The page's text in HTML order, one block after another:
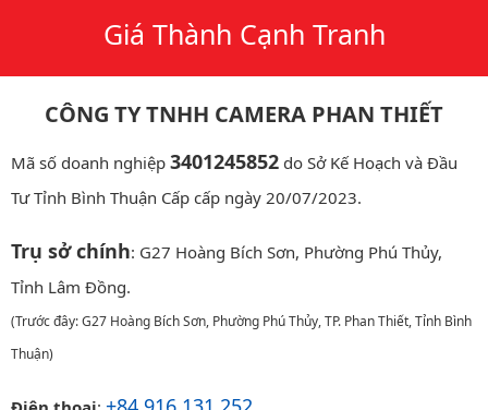
Giá Thành Cạnh Tranh
CÔNG TY TNHH CAMERA PHAN THIẾT
Mã số doanh nghiệp 3401245852 do Sở Kế Hoạch và Đầu
Tư Tỉnh Bình Thuận Cấp cấp ngày 20/07/2023.
Trụ sở chính: G27 Hoàng Bích Sơn, Phường Phú Thủy,
Tỉnh Lâm Đồng.
(Trước đây: G27 Hoàng Bích Sơn, Phường Phú Thủy, TP. Phan Thiết, Tỉnh Bình
Thuận)